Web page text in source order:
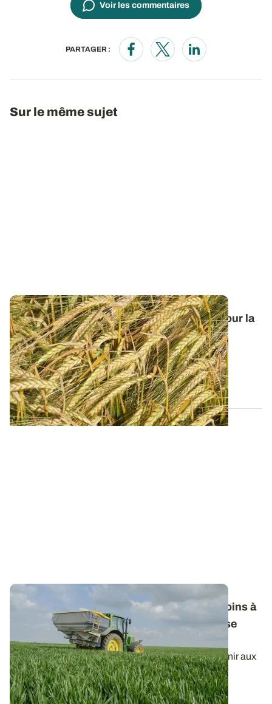
Voir les commentaires
PARTAGER :
Opens in a new window
Opens in a new window
Opens in a new
Sur le même sujet
Orge de printemps : nos préconisations pour la
campagne 2026
Retrouvez tous les résultats d’essais de la dernière
campagne et nos préconisations pour...
13 FÉVR. 2026
Fertilisation azotée des céréales : les besoins à
prendre en compte pour le calcul de la dose
totale
Le raisonnement du calcul de la dose d’azote à fournir aux
céréales à paille peut dépendre...
22 JANV. 2026